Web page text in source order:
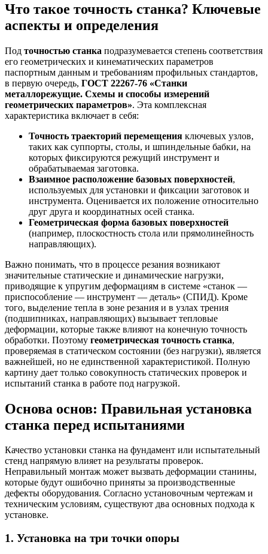
Что такое точность станка? Ключевые
аспекты и определения
Под точностью станка подразумевается степень соответствия
его геометрических и кинематических параметров
паспортным данным и требованиям профильных стандартов,
в первую очередь, ГОСТ 22267-76 «Станки
металлорежущие. Схемы и способы измерений
геометрических параметров». Эта комплексная
характеристика включает в себя:
Точность траекторий перемещения ключевых узлов,
таких как суппорты, столы, и шпиндельные бабки, на
которых фиксируются режущий инструмент и
обрабатываемая заготовка.
Взаимное расположение базовых поверхностей,
используемых для установки и фиксации заготовок и
инструмента. Оценивается их положение относительно
друг друга и координатных осей станка.
Геометрическая форма базовых поверхностей
(например, плоскостность стола или прямолинейность
направляющих).
Важно понимать, что в процессе резания возникают
значительные статические и динамические нагрузки,
приводящие к упругим деформациям в системе «станок —
приспособление — инструмент — деталь» (СПИД). Кроме
того, выделение тепла в зоне резания и в узлах трения
(подшипниках, направляющих) вызывает тепловые
деформации, которые также влияют на конечную точность
обработки. Поэтому геометрическая точность станка,
проверяемая в статическом состоянии (без нагрузки), является
важнейшей, но не единственной характеристикой. Полную
картину дает только совокупность статических проверок и
испытаний станка в работе под нагрузкой.
Основа основ: Правильная установка
станка перед испытаниями
Качество установки станка на фундамент или испытательный
стенд напрямую влияет на результаты проверок.
Неправильный монтаж может вызвать деформации станины,
которые будут ошибочно приняты за производственные
дефекты оборудования. Согласно установочным чертежам и
техническим условиям, существуют два основных подхода к
установке.
1. Установка на три точки опоры